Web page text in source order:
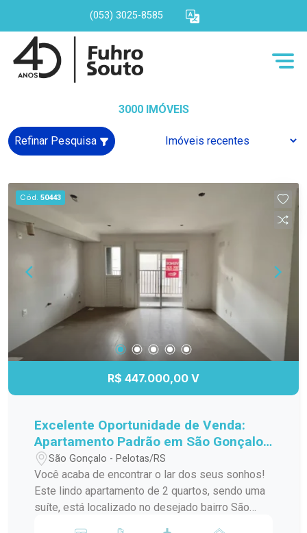
(053) 3025-8585
3000 IMÓVEIS
Refinar Pesquisa
Cód. 50443
R$ 447.000,00 V
Excelente Oportunidade de Venda:
Apartamento Padrão em São Gonçalo,
Pelotas/RS
São Gonçalo - Pelotas/RS
Você acaba de encontrar o lar dos seus sonhos!
Este lindo apartamento de 2 quartos, sendo uma
suíte, está localizado no desejado bairro São